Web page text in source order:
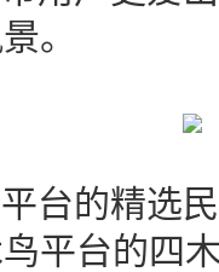
。
台的精选
平台的四